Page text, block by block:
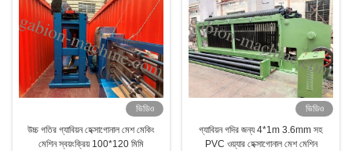
ভিডিও
উচ্চ গতির গ্যাবিয়ন হেক্সাগোনাল মেশ মেকিং
মেশিন স্বয়ংক্রিয় 100*120 মিমি
ভিডিও
গ্যাবিয়ন গদির জন্য 4*1m 3.6mm সহ
PVC ওয়্যার হেক্সাগোনাল মেশ মেশিন